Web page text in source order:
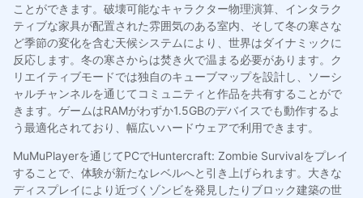
ことができます。破壊可能なキャラクター物理演算、インタラク
ティブな家具が配置された雰囲気のある室内、そして冬の寒さな
ど季節の変化を含む天候システムにより、世界はダイナミックに
反応します。冬の寒さからは焚き火で温まる必要があります。ク
リエイティブモードでは独自のキューブマップを設計し、ソーシ
ャルチャンネルを通じてコミュニティと作品を共有することがで
きます。ゲームはRAMがわずか1.5GBのデバイスでも動作するよ
う最適化されており、幅広いハードウェアで利用できます。
MuMuPlayerを通じてPCでHuntercraft: Zombie Survivalをプレイ
することで、体験が新たなレベルへと引き上げられます。大きな
ディスプレイにより近づくゾンビを発見したりブロック建築の世